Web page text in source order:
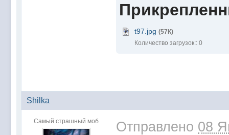
t97.jpg (57К)
Количество загрузок:: 0
Shilka
Самый страшный моб Отправлено 08